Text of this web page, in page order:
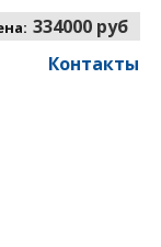
334000 руб
Контакты